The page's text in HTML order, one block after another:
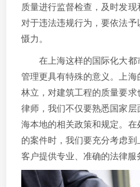
质量进行监督检查，及时发现
对于违法违规行为，要依法
慑力。
在上海这样的国际化大都
管理更具有特殊的意义。上
林立，对建筑工程的质量要
律师，我们不仅要熟悉国家
海本地的相关政策和规定。
的案件时，我们要充分考虑
客户提供专业、准确的法律服